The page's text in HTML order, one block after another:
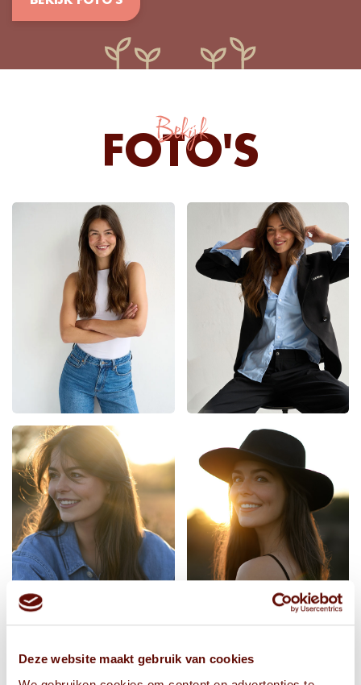
Deze website maakt gebruik van cookies
Bekijk
FOTO'S